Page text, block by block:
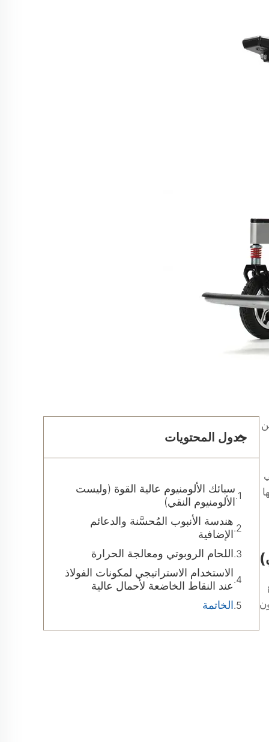
جدول المحتويات
سبائك الألومنيوم عالية القوة (وليست
الألومنيوم النقي)
هندسة الأنبوب المُحسَّنة والدعائم
الإضافية
اللحام الروبوتي ومعالجة الحرارة
الاستخدام الاستراتيجي لمكونات الفولاذ
عند النقاط الخاضعة لأحمال عالية
الخاتمة